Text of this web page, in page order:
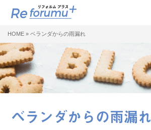
HOME » ベランダからの雨漏れ
ベランダからの雨漏れ